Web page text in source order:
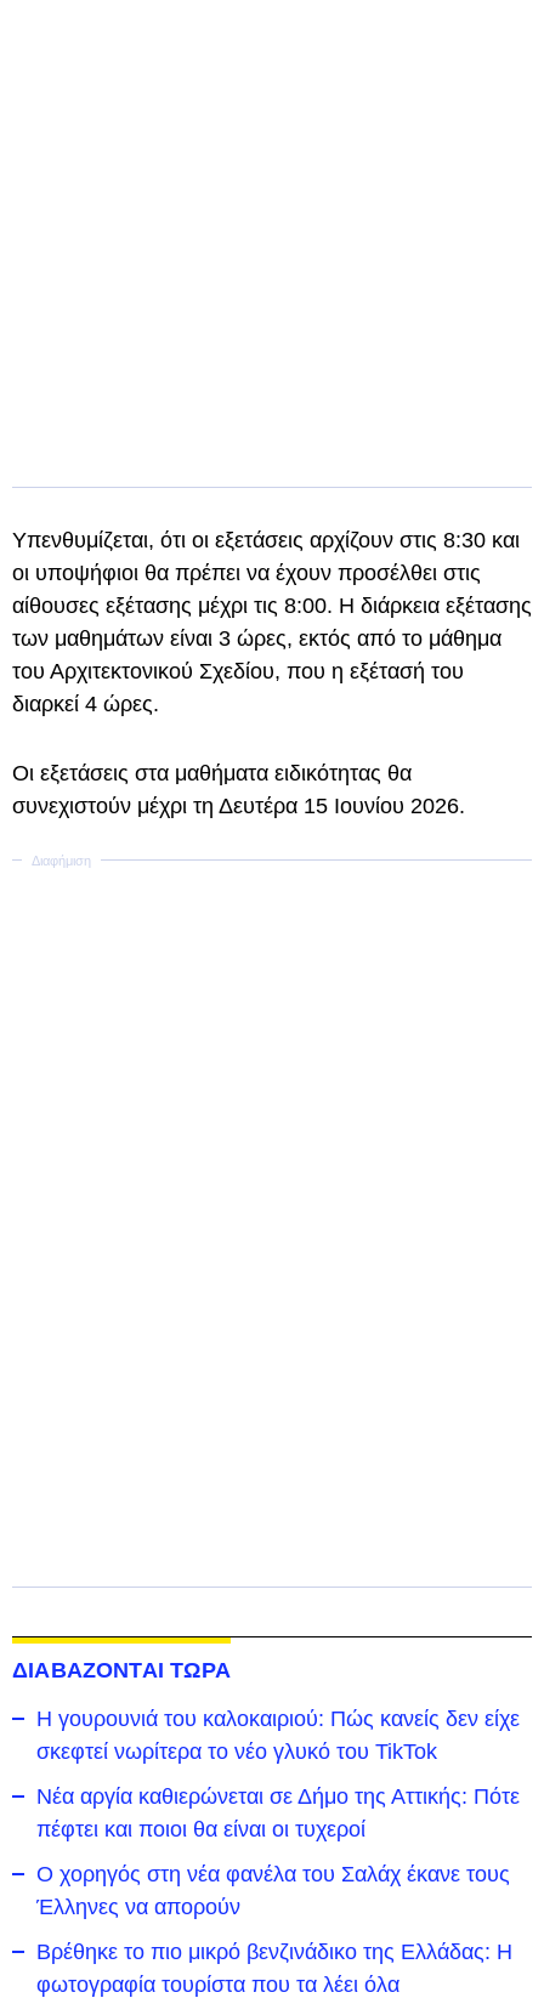
Υπενθυμίζεται, ότι οι εξετάσεις αρχίζουν στις 8:30 και
οι υποψήφιοι θα πρέπει να έχουν προσέλθει στις
αίθουσες εξέτασης μέχρι τις 8:00. Η διάρκεια εξέτασης
των μαθημάτων είναι 3 ώρες, εκτός από το μάθημα
του Αρχιτεκτονικού Σχεδίου, που η εξέτασή του
διαρκεί 4 ώρες.
Οι εξετάσεις στα μαθήματα ειδικότητας θα
συνεχιστούν μέχρι τη Δευτέρα 15 Ιουνίου 2026.
ΔΙΑΒΑΖΟΝΤΑΙ ΤΩΡΑ
Η γουρουνιά του καλοκαιριού: Πώς κανείς δεν είχε
σκεφτεί νωρίτερα το νέο γλυκό του TikTok
Νέα αργία καθιερώνεται σε Δήμο της Αττικής: Πότε
πέφτει και ποιοι θα είναι οι τυχεροί
Ο χορηγός στη νέα φανέλα του Σαλάχ έκανε τους
Έλληνες να απορούν
Βρέθηκε το πιο μικρό βενζινάδικο της Ελλάδας: Η
φωτογραφία τουρίστα που τα λέει όλα